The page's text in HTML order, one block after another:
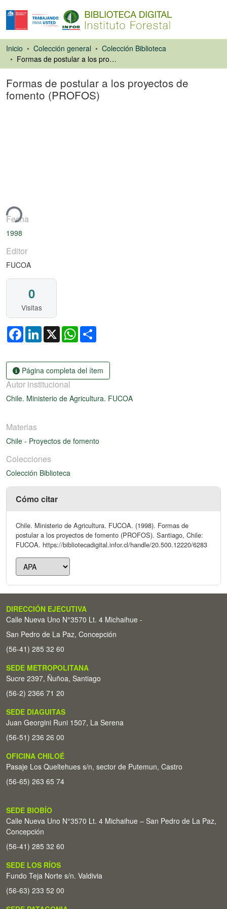
Inicio Colección general
Colección Biblioteca
Formas de postular a los proyectos de fomento (PROFOS)
Formas de postular a los proyectos de
fomento (PROFOS)
Fecha
1998
Editor
FUCOA
0
Visitas
FacebookLinkedIn
X WhatsApp
Página completa del ítem
Autor institucional
Chile. Ministerio de Agricultura. FUCOA
Materias
Chile - Proyectos de fomento
Colecciones
Colección Biblioteca
Cómo citar
Chile. Ministerio de Agricultura. FUCOA. (1998). Formas de
postular a los proyectos de fomento (PROFOS). Santiago, Chile:
FUCOA. https://bibliotecadigital.infor.cl/handle/20.500.12220/6283
DIRECCIÓN EJECUTIVA
Calle Nueva Uno N°3570 Lt. 4 Michaihue -
San Pedro de La Paz, Concepción
(56-41) 285 32 60
SEDE METROPOLITANA
Sucre 2397, Ñuñoa, Santiago
(56-2) 2366 71 20
SEDE DIAGUITAS
Juan Georgini Runi 1507, La Serena
(56-51) 236 26 00
OFICINA CHILOÉ
Pasaje Los Queltehues s/n, sector de Putemun, Castro
(56-65) 263 65 74
SEDE BIOBÍO
Calle Nueva Uno N°3570 Lt. 4 Michaihue – San Pedro de La Paz,
Concepción
(56-41) 285 32 60
SEDE LOS RÍOS
Fundo Teja Norte s/n. Valdivia
(56-63) 233 52 00